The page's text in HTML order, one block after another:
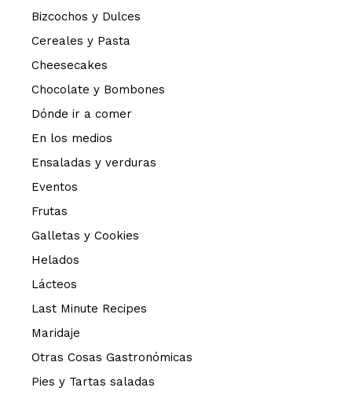
Bizcochos y Dulces
Cereales y Pasta
Cheesecakes
Chocolate y Bombones
Dónde ir a comer
En los medios
Ensaladas y verduras
Eventos
Frutas
Galletas y Cookies
Helados
Lácteos
Last Minute Recipes
Maridaje
Otras Cosas Gastronómicas
Pies y Tartas saladas